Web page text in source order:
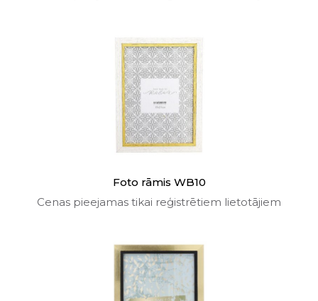
Foto rāmis WB10
Cenas pieejamas tikai reģistrētiem lietotājiem